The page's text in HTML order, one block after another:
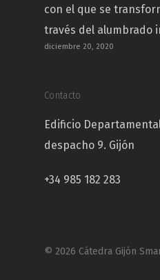
con el que se
través del alumbrado
diciembre 20, 2020
Contacto
Edificio
despacho 9. Gijón
+34 985 182 283
© 2026 Cátedra Gijón